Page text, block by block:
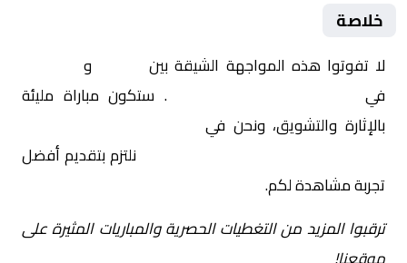
خلاصة
لا تفوتوا هذه المواجهة الشيقة بين و
في
. ستكون مباراة مليئة
بالإثارة والتشويق، ونحن في
نلتزم بتقديم أفضل
تجربة مشاهدة لكم.
ترقبوا المزيد من التغطيات الحصرية والمباريات المثيرة على